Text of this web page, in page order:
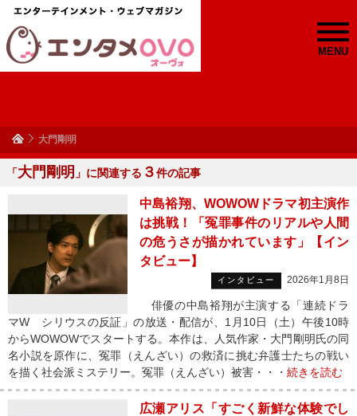
MENU
大門剛明
「大門剛明 」に関連する ３件の記事
中島裕翔、WOWOWドラマ初主演作
は挑戦！「冤罪事件のリアルや人間
の危うさが描かれています」【イン
タビュー】
インタビュー 2026年1月8日
俳優の中島裕翔が主演する「連続ドラ
マW シリウスの反証」の放送・配信が、1月10日（土）午後10時
からWOWOWでスタートする。本作は、人気作家・大門剛明氏の同
名小説を原作に、冤罪（えんざい）の救済に挑む弁護士たちの戦い
を描く社会派ミステリー。冤罪（えんざい）被害・・・ 続きを読む
広瀬アリス「すごく新鮮な体験でし